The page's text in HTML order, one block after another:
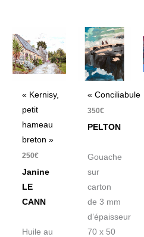
« Kernisy,
petit
hameau
breton »
250€
Janine
LE
CANN
Huile au
« Conciliabule »
350€
PELTON
Gouache
sur
carton
de 3 mm
d’épaisseur
70 x 50